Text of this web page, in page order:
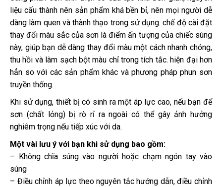
liệu cấu thành nên sản phẩm khá bền bỉ, nên mọi người dễ
dàng làm quen và thành thạo trong sử dụng. chế độ cài đặt
thay đổi màu sắc của sơn là điểm ấn tượng của chiếc súng
này, giúp bạn dễ dàng thay đổi màu một cách nhanh chóng,
thu hồi và làm sạch bột màu chỉ trong tích tắc. hiện đại hơn
hẳn so với các sản phẩm khác và phương pháp phun sơn
truyền thống.
Khi sử dụng, thiết bị có sinh ra một áp lực cao, nếu bạn để
sơn (chất lỏng) bị rò rỉ ra ngoài có thể gây ảnh hưởng
nghiêm trọng nếu tiếp xúc với da.
Một vài lưu ý với bạn khi sử dụng bao gồm:
– Không chĩa súng vào người hoặc chạm ngón tay vào
súng
– Điều chỉnh áp lực theo nguyên tắc hướng dẫn, điều chỉnh